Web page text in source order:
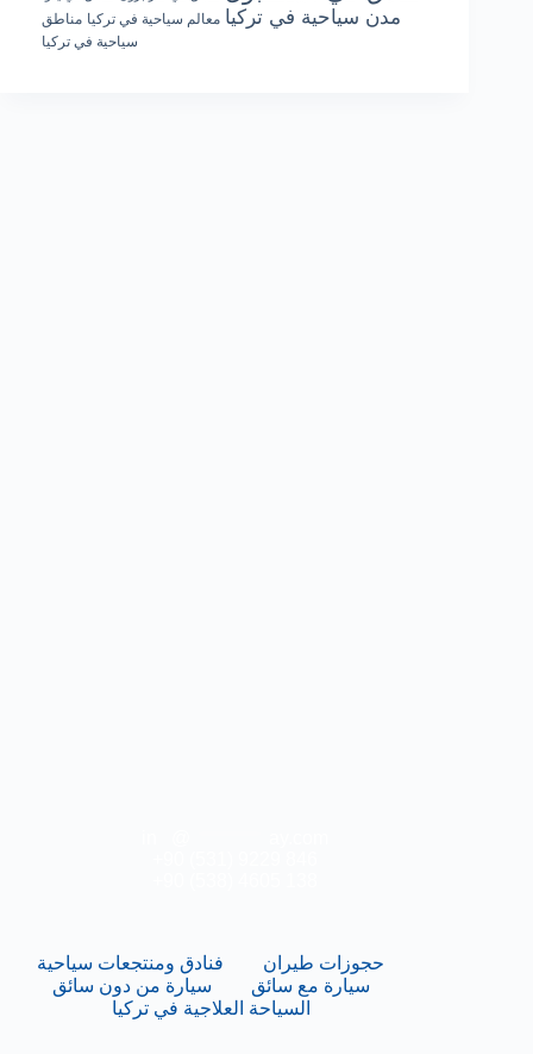
مدن سياحية في تركيا معالم سياحية في تركيا مناطق
سياحية في تركيا
حجوزات طيران
فنادق ومنتجعات سياحية
سيارة مع سائق
سيارة من دون سائق
السياحة العلاجية في تركيا